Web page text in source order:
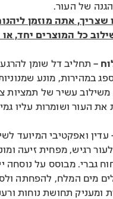
של העור.
שצריך, אתה מוזמן
כל המוצרים יחד,
– תחליב דל שומן
במהירות, מונע
משילוב עשיר של תמציות
את העור ושומרות עליו
עדין ואפקטיבי המיועד
רגיש, מפחית זיעה
גברי. מבוסס על נוסחה
מים המלח, להפחתה
ומעניק תחושת נוחות